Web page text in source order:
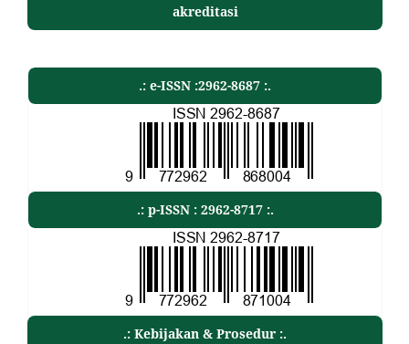
akreditasi
.: e-ISSN :2962-8687 :.
.: p-ISSN : 2962-8717 :.
.: Kebijakan & Prosedur :.